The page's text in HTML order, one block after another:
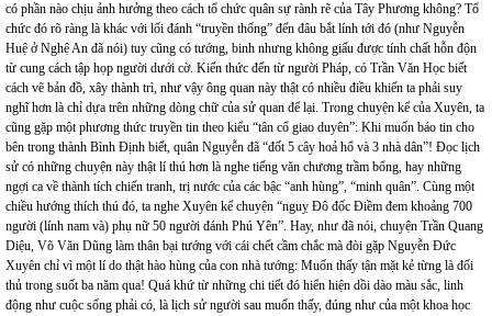
có phần nào chịu ảnh hưởng theo cách tổ chức quân sự rành rẽ của Tây Phương không? Tổ
chức đó rõ ràng là khác với lối đánh “truyền thống” đến đâu bắt lính tới đó (như Nguyễn
Huệ ở Nghệ An đã nói) tuy cũng có tướng, binh nhưng không giấu được tính chất hỗn độn
từ cung cách tập họp người dưới cờ. Kiến thức đến từ người Pháp, có Trần Văn Học biết
cách vẽ bản đồ, xây thành trì, như vậy ông quan này thật có nhiều điều khiến ta phải suy
nghĩ hơn là chỉ dựa trên những dòng chữ của sử quan để lại. Trong chuyện kể của Xuyên, ta
cũng gặp một phương thức truyền tin theo kiểu “tân cổ giao duyên”: Khi muốn báo tin cho
bên trong thành Bình Định biết, quân Nguyễn đã “đốt 5 cây hoả hổ và 3 nhà dân”! Đọc lịch
sử có những chuyện này thật lí thú hơn là nghe tiếng văn chương trầm bổng, hay những
ngợi ca về thành tích chiến tranh, trị nước của các bậc “anh hùng”, “minh quân”. Cùng một
chiều hướng thích thú đó, ta nghe Xuyên kể chuyện “nguỵ Đô đốc Điềm đem khoảng 700
người (lính nam và) phụ nữ 50 người đánh Phú Yên”. Hay, như đã nói, chuyện Trần Quang
Diệu, Võ Văn Dũng làm thân bại tướng với cái chết cầm chắc mà đòi gặp Nguyễn Đức
Xuyên chỉ vì một lí do thật hào hùng của con nhà tướng: Muốn thấy tận mặt kẻ từng là đối
thủ trong suốt ba năm qua! Quá khứ từ những chi tiết đó hiển hiện dồi dào màu sắc, linh
động như cuộc sống phải có, là lịch sử người sau muốn thấy, đúng như của một khoa học